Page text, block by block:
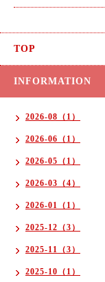
TOP
INFORMATION
2026-08（1）
2026-06（1）
2026-05（1）
2026-03（4）
2026-01（1）
2025-12（3）
2025-11（3）
2025-10（1）